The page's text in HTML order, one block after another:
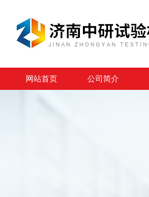
网站首页 公司简介